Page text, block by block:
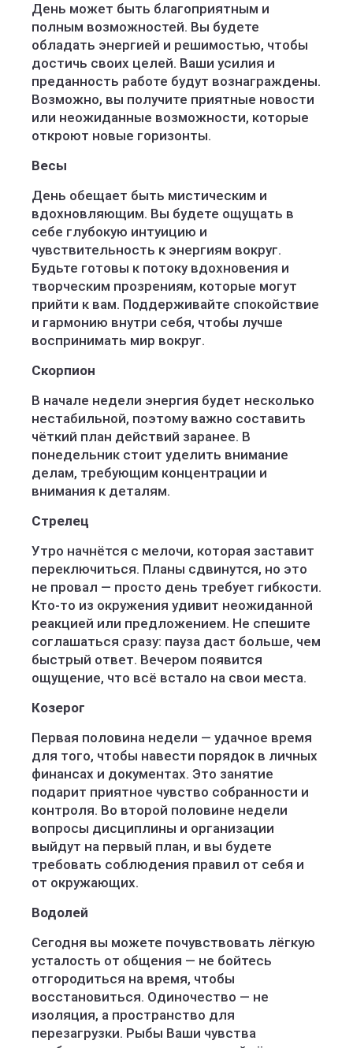
День может быть благоприятным и
полным возможностей. Вы будете
обладать энергией и решимостью, чтобы
достичь своих целей. Ваши усилия и
преданность работе будут вознаграждены.
Возможно, вы получите приятные новости
или неожиданные возможности, которые
откроют новые горизонты.
Весы
День обещает быть мистическим и
вдохновляющим. Вы будете ощущать в
себе глубокую интуицию и
чувствительность к энергиям вокруг.
Будьте готовы к потоку вдохновения и
творческим прозрениям, которые могут
прийти к вам. Поддерживайте спокойствие
и гармонию внутри себя, чтобы лучше
воспринимать мир вокруг.
Скорпион
В начале недели энергия будет несколько
нестабильной, поэтому важно составить
чёткий план действий заранее. В
понедельник стоит уделить внимание
делам, требующим концентрации и
внимания к деталям.
Стрелец
Утро начнётся с мелочи, которая заставит
переключиться. Планы сдвинутся, но это
не провал — просто день требует гибкости.
Кто-то из окружения удивит неожиданной
реакцией или предложением. Не спешите
соглашаться сразу: пауза даст больше, чем
быстрый ответ. Вечером появится
ощущение, что всё встало на свои места.
Козерог
Первая половина недели — удачное время
для того, чтобы навести порядок в личных
финансах и документах. Это занятие
подарит приятное чувство собранности и
контроля. Во второй половине недели
вопросы дисциплины и организации
выйдут на первый план, и вы будете
требовать соблюдения правил от себя и
от окружающих.
Водолей
Сегодня вы можете почувствовать лёгкую
усталость от общения — не бойтесь
отгородиться на время, чтобы
восстановиться. Одиночество — не
изоляция, а пространство для
перезагрузки. Рыбы Ваши чувства